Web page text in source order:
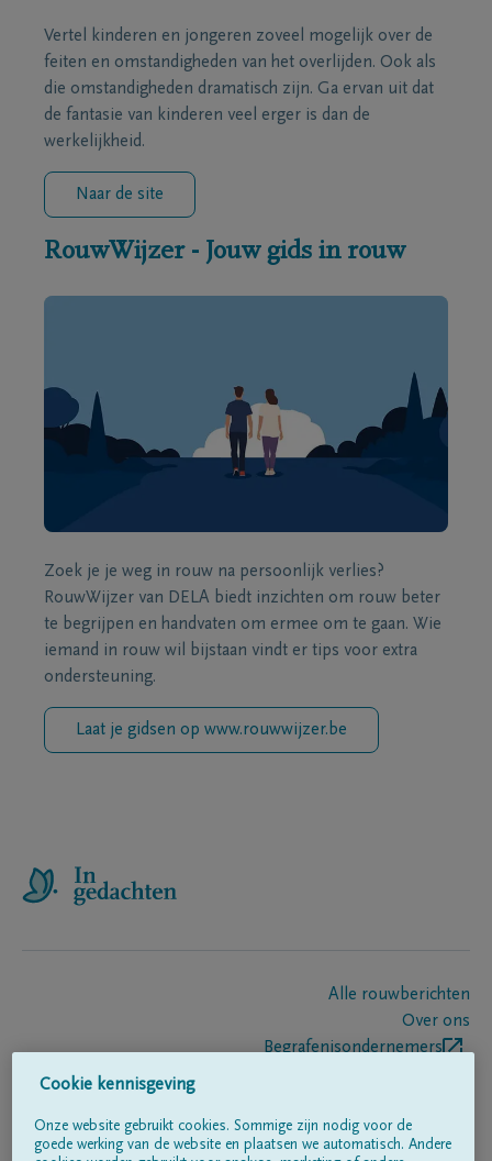
Vertel kinderen en jongeren zoveel mogelijk over de
feiten en omstandigheden van het overlijden. Ook als
die omstandigheden dramatisch zijn. Ga ervan uit dat
de fantasie van kinderen veel erger is dan de
werkelijkheid.
Naar de site
RouwWijzer - Jouw gids in rouw
Zoek je je weg in rouw na persoonlijk verlies?
RouwWijzer van DELA biedt inzichten om rouw beter
te begrijpen en handvaten om ermee om te gaan. Wie
iemand in rouw wil bijstaan vindt er tips voor extra
ondersteuning.
Laat je gidsen op www.rouwwijzer.be
Alle rouwberichten
Over ons
Begrafenisondernemers
Volg ons op
Cookie kennisgeving
Onze website gebruikt cookies. Sommige zijn nodig voor de
goede werking van de website en plaatsen we automatisch. Andere